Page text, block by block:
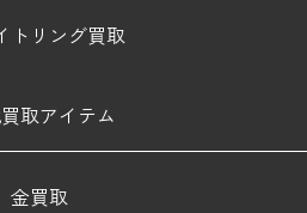
トリング買取
取アイテム
金買取